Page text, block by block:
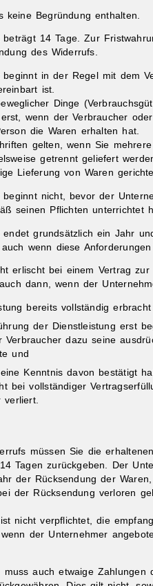
keine Begründung enthalten.
beträgt 14 Tage. Zur
des Widerrufs.
beginnt in der Regel mit dem
ist.
Dinge
wenn der Verbraucher
die Waren erhalten hat.
gelten, wenn Sie
getrennt geliefert
Lieferung von Waren
beginnt nicht, bevor der
seinen Pflichten unterrichtet
endet grundsätzlich ein Jahr
wenn diese
erlischt bei einem Vertrag zur
dann, wenn der
bereits vollständig
der Dienstleistung erst
Verbraucher dazu seine
und
Kenntnis davon bestätigt
bei vollständiger
verliert.
müssen Sie die
Tagen zurückgeben. Der
der Rücksendung der
der Rücksendung verloren
nicht verpflichtet, die
der Unternehmer
muss auch etwaige Zahlungen